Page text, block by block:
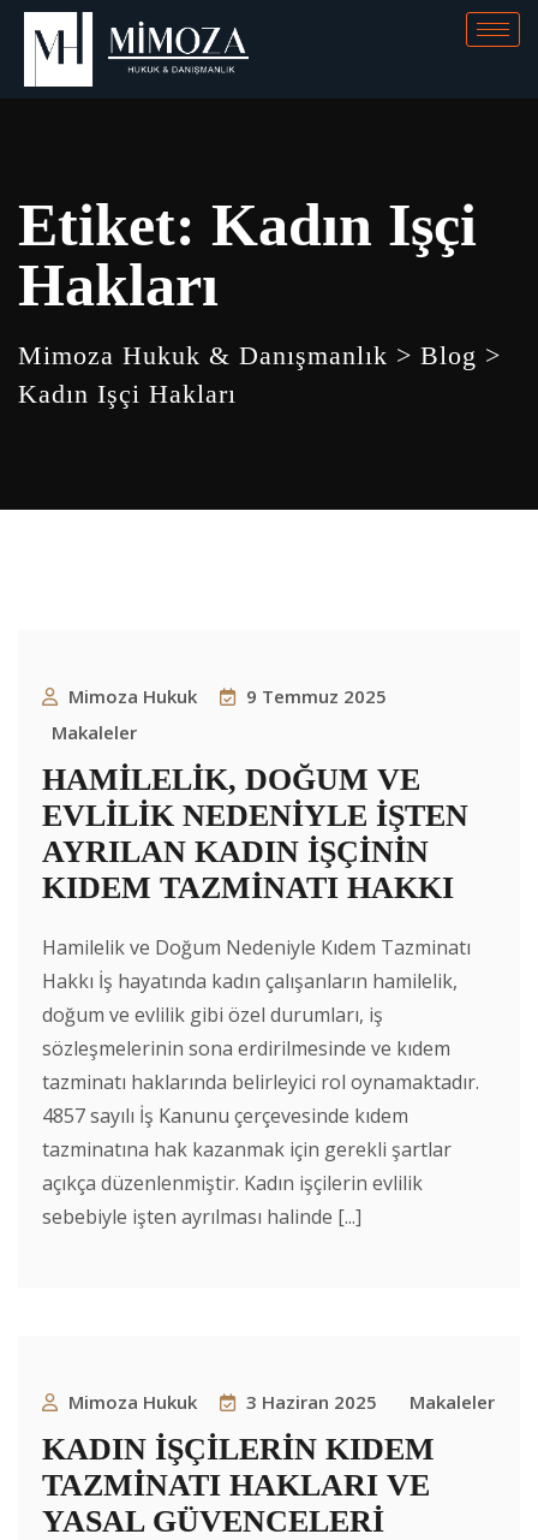
Etiket: Kadın Işçi
Hakları
Mimoza Hukuk & Danışmanlık > Blog >
Kadın Işçi Hakları
Mimoza Hukuk
9 Temmuz 2025
Makaleler
HAMİLELİK, DOĞUM VE
EVLİLİK NEDENİYLE İŞTEN
AYRILAN KADIN İŞÇİNİN
KIDEM TAZMİNATI HAKKI
Hamilelik ve Doğum Nedeniyle Kıdem Tazminatı
Hakkı İş hayatında kadın çalışanların hamilelik,
doğum ve evlilik gibi özel durumları, iş
sözleşmelerinin sona erdirilmesinde ve kıdem
tazminatı haklarında belirleyici rol oynamaktadır.
4857 sayılı İş Kanunu çerçevesinde kıdem
tazminatına hak kazanmak için gerekli şartlar
açıkça düzenlenmiştir. Kadın işçilerin evlilik
sebebiyle işten ayrılması halinde [...]
Mimoza Hukuk 3 Haziran 2025 Makaleler
KADIN İŞÇİLERİN KIDEM
TAZMİNATI HAKLARI VE
YASAL GÜVENCELERİ